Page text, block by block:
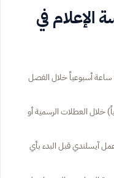
الإعلام في
حتى 22.5 ساعة أسبوعياً خلال الفصل
(40 ساعة أسبوعياً) خلال العطلات الرسمية أو
قبل البدء بأي